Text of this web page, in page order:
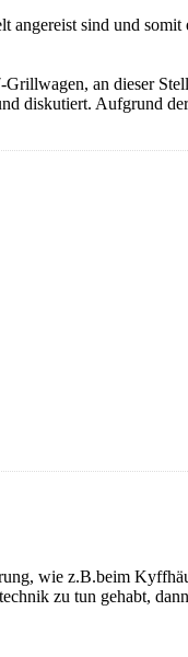
sind und somit
an dieser
diskutiert. Aufgrund
wie z.B.beim
zu tun gehabt,